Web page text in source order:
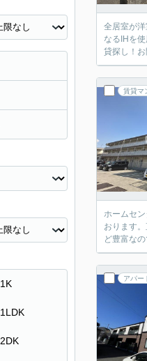
全居室が
なるIHを
貸探し！
賃貸マ
ホームセ
おります
ど豊富な
アパー
1K
1LDK
2DK